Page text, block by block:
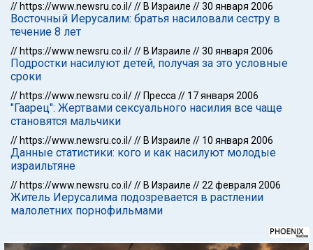
// https://www.newsru.co.il/// В Израиле //30 января 2006
Восточный Иерусалим: братья насиловали сестру в
течение 8 лет
// https://www.newsru.co.il/// В Израиле //30 января 2006
Подростки насилуют детей, получая за это условные
сроки
// https://www.newsru.co.il/// Пресса // 17 января 2006
"Гаарец": Жертвами сексуального насилия все чаще
становятся мальчики
// https://www.newsru.co.il/// В Израиле // 10 января 2006
Данные статистики: кого и как насилуют молодые
израильтяне
// https://www.newsru.co.il/// В Израиле //22 февраля 2006
Житель Иерусалима подозревается в растлении
малолетних порнофильмами